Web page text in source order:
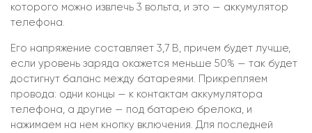
которого можно извлечь 3 вольта, и это — аккумулятор
телефона.
Его напряжение составляет 3,7 В, причем будет лучше,
если уровень заряда окажется меньше 50% — так будет
достигнут баланс между батареями. Прикрепляем
провода: одни концы — к контактам аккумулятора
телефона, а другие — под батарею брелока, и
нажимаем на нем кнопку включения. Для последней